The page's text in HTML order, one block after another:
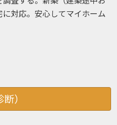
対応。安心してマイホーム
）